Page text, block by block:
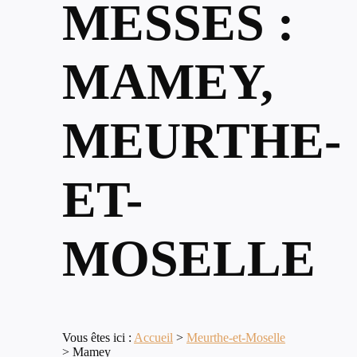
MESSES :
MAMEY,
MEURTHE-
ET-
MOSELLE
Vous êtes ici : Accueil > Meurthe-et-Moselle
> Mamey